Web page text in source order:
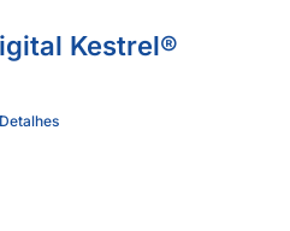
Kestrel®
Detalhes